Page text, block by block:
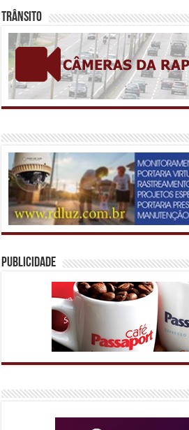
Trânsito
Publicidade